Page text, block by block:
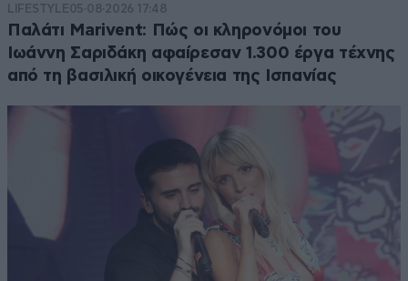
LIFESTYLE05·08·2026 17:48
Παλάτι Marivent: Πώς οι κληρονόμοι του
Ιωάννη Σαριδάκη αφαίρεσαν 1.300 έργα τέχνης
από τη βασιλική οικογένεια της Ισπανίας